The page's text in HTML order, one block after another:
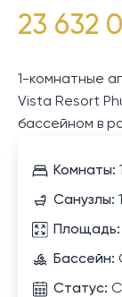
23 632
1-комнатные
Vista Resort
бассейном в
Комнаты: 1
Санузлы: 1
Площадь:
Бассейн:
Статус: